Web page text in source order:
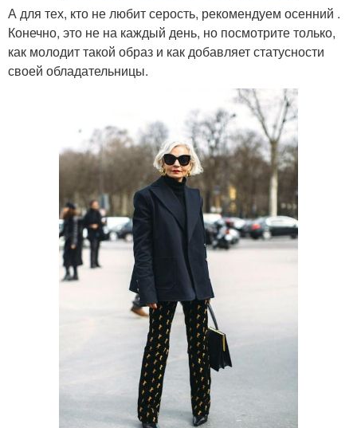
А для тех, кто не любит серость, рекомендуем осенний .
Конечно, это не на каждый день, но посмотрите только,
как молодит такой образ и как добавляет статусности
своей обладательницы.